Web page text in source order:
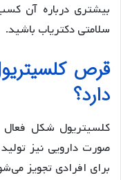
بیشتری درباره آن
سلامتی دکتریاب باشید.
قرص
دارد؟
صورت دارویی نیز
برای افرادی تجویز